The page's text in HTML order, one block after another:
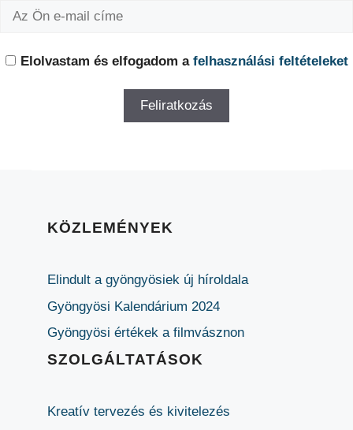
Elolvastam és elfogadom a felhasználási feltételeket
KÖZLEMÉNYEK
Elindult a gyöngyösiek új híroldala
Gyöngyösi Kalendárium 2024
Gyöngyösi értékek a filmvásznon
SZOLGÁLTATÁSOK
Kreatív tervezés és kivitelezés